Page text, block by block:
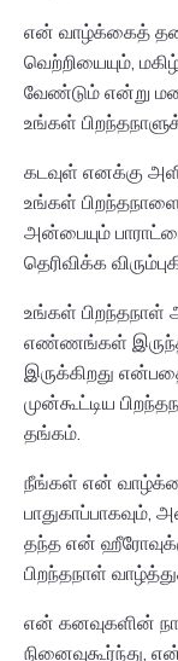
என் வாழ்க்கைத்
வெற்றியையும்,
வேண்டும் என்று
உங்கள்
கடவுள் எனக்கு
உங்கள்
அன்பையும்
தெரிவிக்க
உங்கள் பிறந்தநாள்
எண்ணங்கள்
இருக்கிறது
முன்கூட்டிய
தங்கம்.
நீங்கள் என்
தந்த என்
பிறந்தநாள்
என் கனவுகளின்
நினைவுகூர்ந்து,